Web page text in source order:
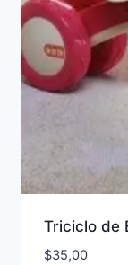
Triciclo de
$35,00